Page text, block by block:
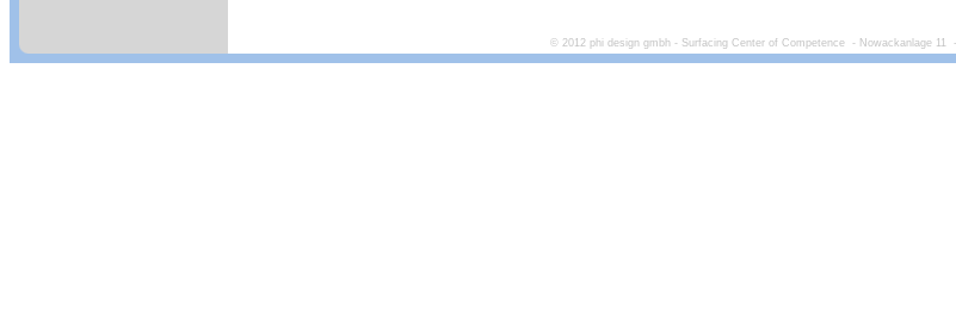
© 2012 phi design gmbh - Surfacing Center of Competence - Nowackanlage 11